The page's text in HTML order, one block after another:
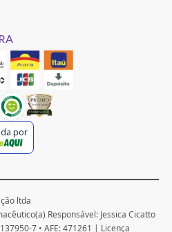
por
ltda
Responsável: Jessica Cicatto
7 • AFE: 471261 | Licença